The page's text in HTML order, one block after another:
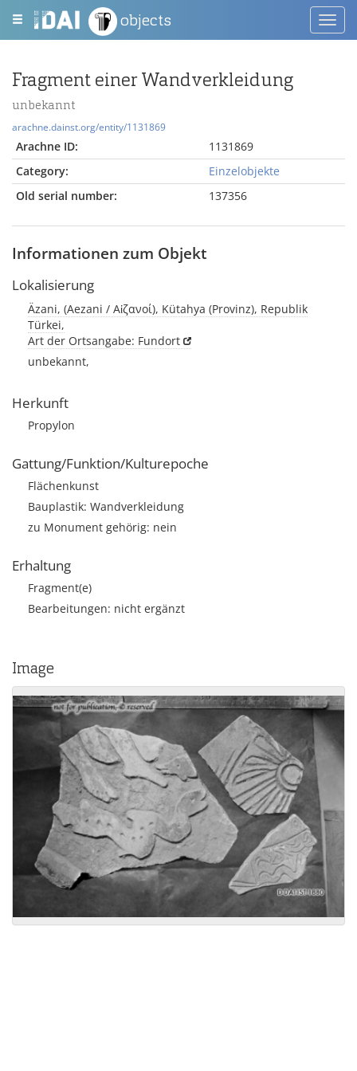
objects
Fragment einer Wandverkleidung
unbekannt
arachne.dainst.org/entity/1131869
Arachne ID:
1131869
Category:
Einzelobjekte
Old serial number:
137356
Informationen zum Objekt
Lokalisierung
Äzani, (Aezani / Αἰζανοί), Kütahya (Provinz), Republik
Türkei,
Art der Ortsangabe: Fundort
unbekannt,
Herkunft
Propylon
Gattung/Funktion/Kulturepoche
Flächenkunst
Bauplastik: Wandverkleidung
zu Monument gehörig: nein
Erhaltung
Fragment(e)
Bearbeitungen: nicht ergänzt
Image